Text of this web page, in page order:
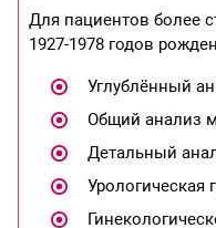
Для пациентов более
1927-1978 годов
Углублённый
Общий анализ
Детальный